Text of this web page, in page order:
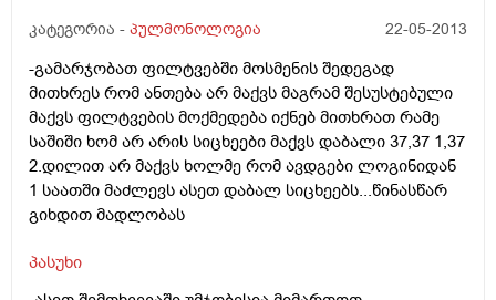
კატეგორია - პულმონოლოგია 22-05-2013
-გამარჯობათ ფილტვებში მოსმენის შედეგად
მითხრეს რომ ანთება არ მაქვს მაგრამ შესუსტებული
მაქვს ფილტვების მოქმედება იქნებ მითხრათ რამე
საშიში ხომ არ არის სიცხეები მაქვს დაბალი 37,37 1,37
2.დილით არ მაქვს ხოლმე რომ ავდგები ლოგინიდან
1 საათში მაძლევს ასეთ დაბალ სიცხეებს...წინასწარ
გიხდით მადლობას
პასუხი